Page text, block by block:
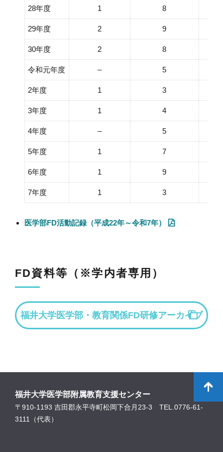
28年度 1 8
29年度 2 9
30年度 2 8
令和元年度 – 5
2年度 1 3
3年度 1 4
4年度 – 5
5年度 1 7
6年度 1 9
7年度 1 3
医学部FD活動記録（平成22年～令和7年）
FD資料等（※学内者専用）
福井大学医学部・教育関係FD研修アーカイブ
福井大学医学部附属教育支援センター
〒910-1193 吉田郡永平寺町松岡下合月23-3 TEL.0776-61-
3111（代表）